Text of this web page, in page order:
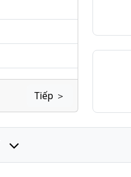
Tiếp ＞